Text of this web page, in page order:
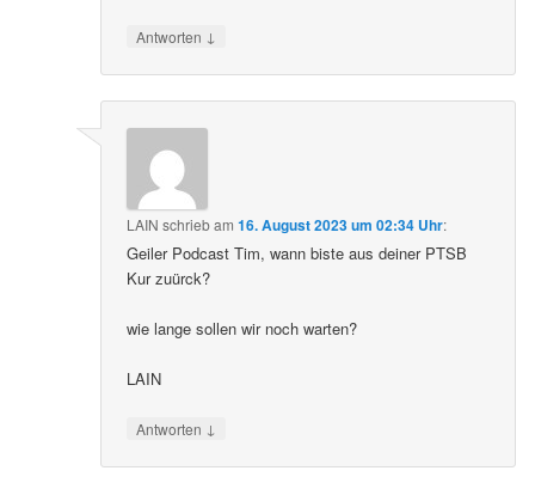
Antworten ↓
LAIN schriebam16. August 2023 um 02:34 Uhr:
Geiler Podcast Tim, wann biste aus deiner PTSB
Kur zuürck?
wie lange sollen wir noch warten?
LAIN
Antworten ↓